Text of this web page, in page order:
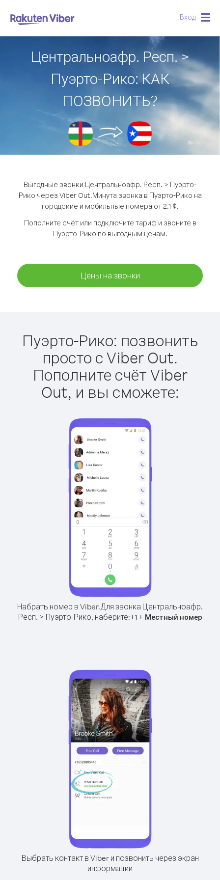
Вход
Центральноафр. Респ. >
Пуэрто-Рико: КАК
ПОЗВОНИТЬ?
Выгодные звонки Центральноафр. Респ. > Пуэрто-
Рико через Viber Out.Минута звонка в Пуэрто-Рико на
городские и мобильные номера от 2.1 ¢.
Пополните счёт или подключите тариф и звоните в
Пуэрто-Рико по выгодным ценам.
Цены на звонки
Пуэрто-Рико: позвонить
просто с Viber Out.
Пополните счёт Viber
Out, и вы сможете:
Набрать номер в Viber.Для звонка Центральноафр.
Респ. > Пуэрто-Рико, наберите:+1+ Местный номер
Выбрать контакт в Viber и позвонить через экран
информации